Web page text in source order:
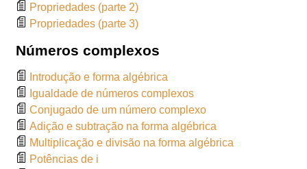
Propriedades (parte 2)
Propriedades (parte 3)
Números complexos
Introdução e forma algébrica
Igualdade de números complexos
Conjugado de um número complexo
Adição e subtração na forma algébrica
Multiplicação e divisão na forma algébrica
Potências de i